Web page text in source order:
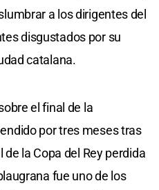
a los dirigentes del
disgustados por su
catalana.
el final de la
por tres meses tras
la Copa del Rey perdida
fue uno de los